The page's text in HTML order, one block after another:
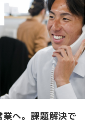
業へ。課題解決で